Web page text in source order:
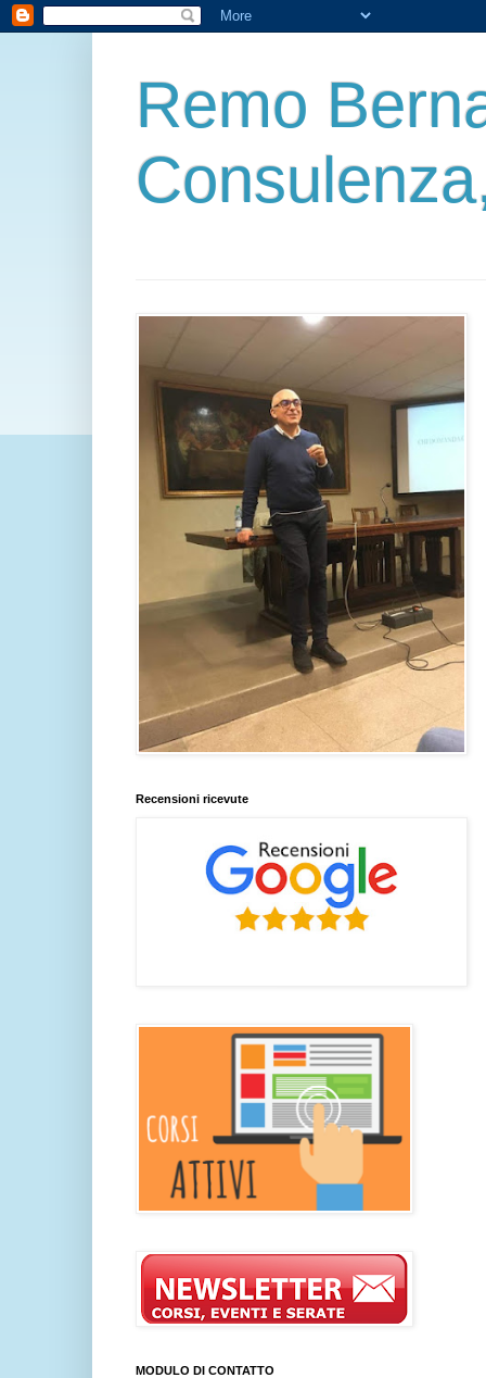
Remo
Recensioni ricevute
MODULO DI CONTATTO